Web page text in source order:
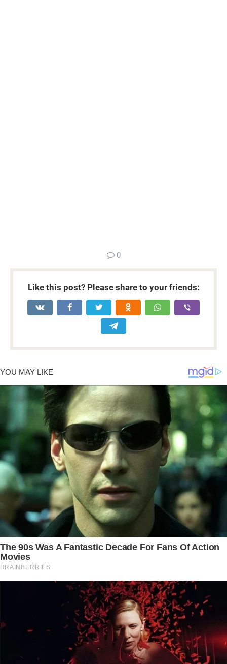
0
Like this post? Please share to your friends: